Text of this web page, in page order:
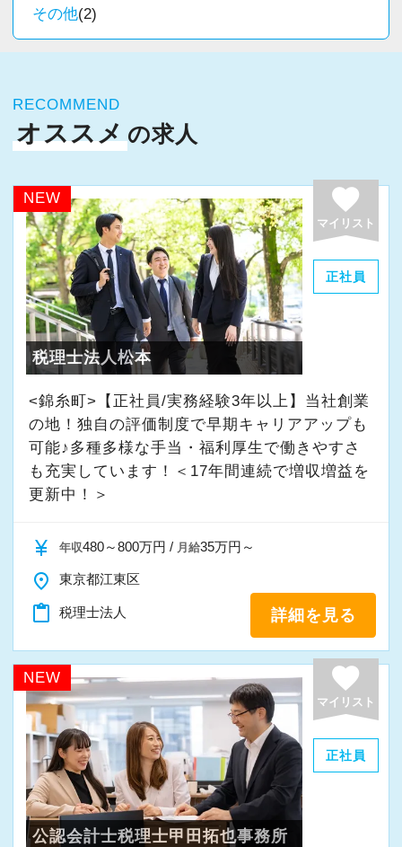
に周囲への思いやりや感謝の気持ちを持ち、誠
実に仕事へ向き合える方と一緒に働きたいと考
・素直な姿勢で新しいことを学べる方
・周囲と協力しながら業務を進められる方
・成長意欲を持ち、前向きにチャレンジできる
方
また、当事務所ではDX化や業務改善などにも積
極的に取り組んでいます。
「まずはやってみる」
そんな姿勢をお持ちの方であれば、経験を活か
しながらさらに成長できる環境です。
一緒に学び、成長しながら、お客様のお役に立
～事業の発展に寄与するために、公正で健全な
会計・税務を通じて、貢献できる価値を提供
し、人生豊かで幸せになるための力となること
～
当事務所では、経営者やそこで働く社員の皆さ
まがより良い未来を実現できるよう、日々業務
に取り組んでいます。
また、職員一人ひとりが仕事にやりがいや成長
を感じながら、安心して長く働ける事務所であ
りたいと考えています。
その他(2)
RECOMMEND
オススメ の求人
NEW favorite
マイリスト
正社員
税理士法人松本
<錦糸町>【正社員/実務経験3年以上】当社創業
の地！独自の評価制度で早期キャリアアップも
可能♪多種多様な手当・福利厚生で働きやすさ
も充実しています！＜17年間連続で増収増益を
更新中！＞
currency_yen 年収480～800万円 / 月給35万円～
place 東京都江東区
content_paste 税理士法人 詳細を見る
NEW favorite
マイリスト
正社員
公認会計士税理士甲田拓也事務所